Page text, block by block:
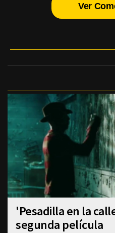
Ver
'Pesadilla en la
segunda película